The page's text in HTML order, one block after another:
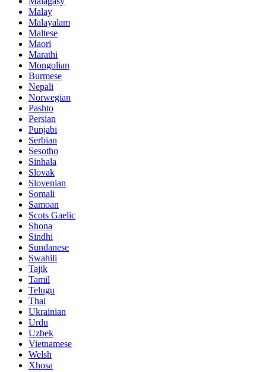
Malay
Malayalam
Maltese
Maori
Marathi
Mongolian
Burmese
Nepali
Norwegian
Pashto
Persian
Punjabi
Serbian
Sesotho
Sinhala
Slovak
Slovenian
Somali
Samoan
Scots Gaelic
Shona
Sindhi
Sundanese
Swahili
Tajik
Tamil
Telugu
Thai
Ukrainian
Urdu
Uzbek
Vietnamese
Welsh
Xhosa